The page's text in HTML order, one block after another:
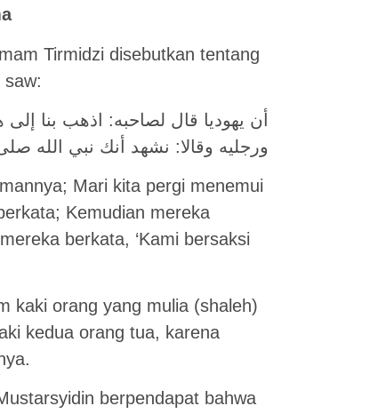
Tirmidzi disebutkan tentang
أن يهوديا قال لصاحبه: اذهب بنا
ورجليه وقالا: نشهد أنك نبي الله
Mari kita pergi menemui
Kemudian mereka
berkata, ‘Kami bersaksi
kaki orang yang mulia (shaleh)
kedua orang tua, karena
berpendapat bahwa